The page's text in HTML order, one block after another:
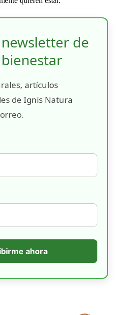
de
artículos
de Ignis Natura
ahora